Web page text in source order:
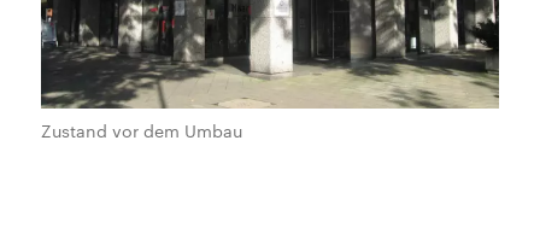
Zustand vor dem Umbau